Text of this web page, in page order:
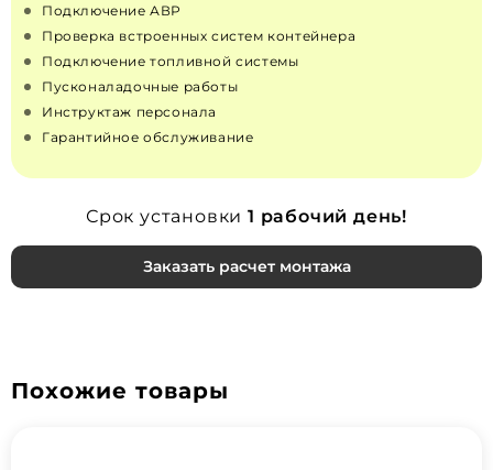
Подключение АВР
Проверка встроенных систем контейнера
Подключение топливной системы
Пусконаладочные работы
Инструктаж персонала
Гарантийное обслуживание
Срок установки 1 рабочий день!
Заказать расчет монтажа
Похожие товары